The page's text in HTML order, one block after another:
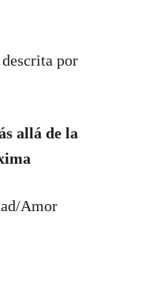
por
allá de la
Amor